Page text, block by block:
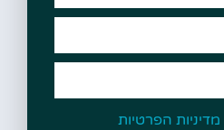
מדיניות הפרטיות